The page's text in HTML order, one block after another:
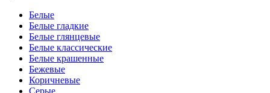
Белые
Белые гладкие
Белые глянцевые
Белые классические
Белые крашенные
Бежевые
Коричневые
Серые